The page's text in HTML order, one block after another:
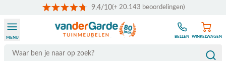
9.4/10(+ 20.143 beoordelingen)
Search
MENU BELLEN WINKELWAGEN